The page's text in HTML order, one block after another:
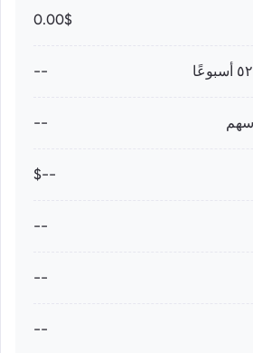
0.00$
--
سهم --
--$
--
--
--